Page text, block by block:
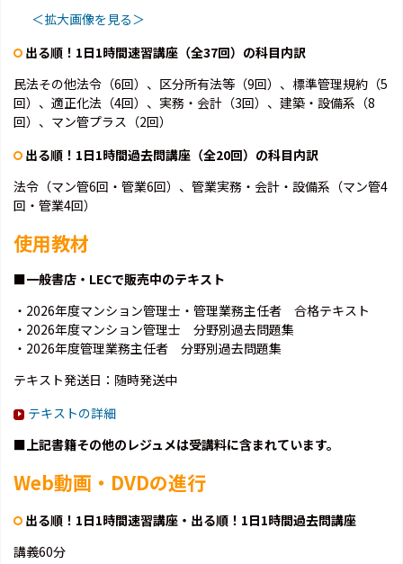
＜拡大画像を見る＞
出る順！1日1時間速習講座（全37回）の科目内訳
民法その他法令（6回）、区分所有法等（9回）、標準管理規約（5
回）、適正化法（4回）、実務・会計（3回）、建築・設備系（8
回）、マン管プラス（2回）
出る順！1日1時間過去問講座（全20回）の科目内訳
法令（マン管6回・管業6回）、管業実務・会計・設備系（マン管4
回・管業4回）
使用教材
■一般書店・LECで販売中のテキスト
・2026年度マンション管理士・管理業務主任者 合格テキスト
・2026年度マンション管理士 分野別過去問題集
・2026年度管理業務主任者 分野別過去問題集
テキスト発送日：随時発送中
テキストの詳細
■上記書籍その他のレジュメは受講料に含まれています。
Web動画・DVDの進行
出る順！1日1時間速習講座・出る順！1日1時間過去問講座
講義60分